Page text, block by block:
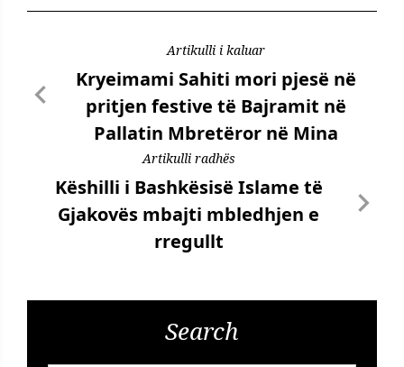
Artikulli i kaluar
Kryeimami Sahiti mori pjesë në
pritjen festive të Bajramit në
Pallatin Mbretëror në Mina
Artikulli radhës
Këshilli i Bashkësisë Islame të
Gjakovës mbajti mbledhjen e
rregullt
Search